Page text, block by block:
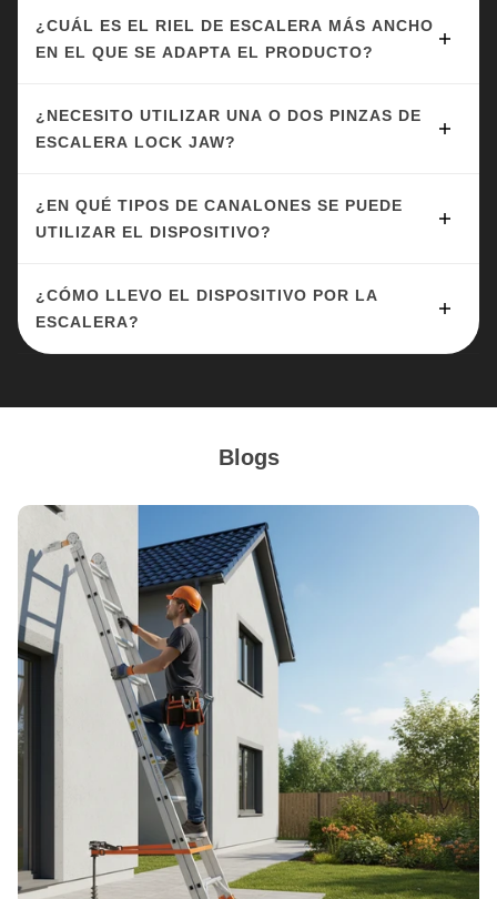
¿CUÁL ES EL RIEL DE ESCALERA MÁS ANCHO
EN EL QUE SE ADAPTA EL PRODUCTO?
¿NECESITO UTILIZAR UNA O DOS PINZAS DE
ESCALERA LOCK JAW?
¿EN QUÉ TIPOS DE CANALONES SE PUEDE
UTILIZAR EL DISPOSITIVO?
¿CÓMO LLEVO EL DISPOSITIVO POR LA
ESCALERA?
Blogs